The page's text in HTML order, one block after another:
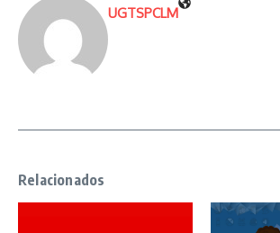
UGTSPCLM
Relacionados